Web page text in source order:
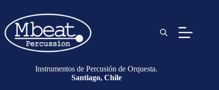
Instrumentos de Percusión de Orquesta.
Santiago, Chile